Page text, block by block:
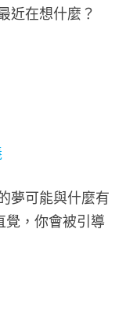
近在想什麼？
夢可能與什麼有
，你會被引導